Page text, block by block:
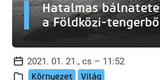
Hatalmas
a Földközi-
2021. 01. 21., cs – 11:52
Környezet Világ